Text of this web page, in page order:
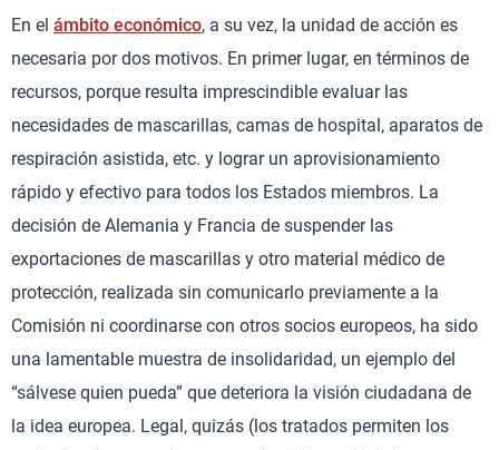
En el ámbito económico, a su vez, la unidad de acción es
necesaria por dos motivos. En primer lugar, en términos de
recursos, porque resulta imprescindible evaluar las
necesidades de mascarillas, camas de hospital, aparatos de
respiración asistida, etc. y lograr un aprovisionamiento
rápido y efectivo para todos los Estados miembros. La
decisión de Alemania y Francia de suspender las
exportaciones de mascarillas y otro material médico de
protección, realizada sin comunicarlo previamente a la
Comisión ni coordinarse con otros socios europeos, ha sido
una lamentable muestra de insolidaridad, un ejemplo del
“sálvese quien pueda” que deteriora la visión ciudadana de
la idea europea. Legal, quizás (los tratados permiten los